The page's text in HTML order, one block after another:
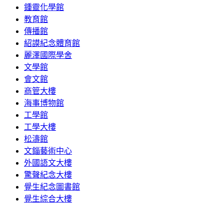
鍾靈化學館
教育館
傳播館
紹謨紀念體育館
麗澤國際學舍
文學館
會文館
商管大樓
海事博物館
工學館
工學大樓
松濤館
文錙藝術中心
外國語文大樓
驚聲紀念大樓
覺生紀念圖書館
覺生綜合大樓